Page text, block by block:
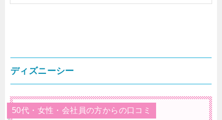
ディズニーシー
50代・女性・会社員の方からの口コミ